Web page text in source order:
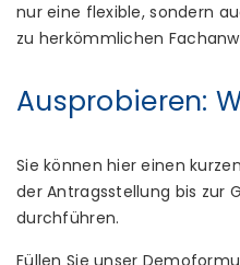
nur eine flexible, sondern
zu herkömmlichen
Ausprobieren:
Sie können hier einen
der Antragsstellung bis zur
durchführen.
Füllen Sie unser